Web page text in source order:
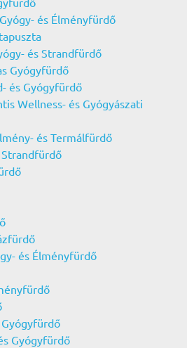
és Élményfürdő
és Strandfürdő
Gyógyfürdő
és Gyógyfürdő
Wellness- és Gyógyászati
és Termálfürdő
Strandfürdő
és Élményfürdő
Gyógyfürdő